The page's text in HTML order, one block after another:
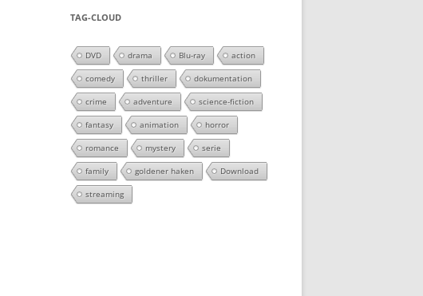
TAG-CLOUD
DVD drama Blu-ray action
comedy thriller dokumentation
crime adventure science-fiction
fantasy animation horror
romance mystery serie
family goldener haken Download
streaming